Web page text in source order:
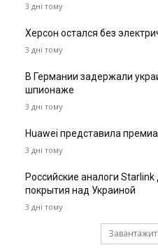
3 дні тому
Херсон остался без
3 дні тому
В Германии задержали
шпионаже
3 дні тому
Huawei представила
3 дні тому
Российские аналоги
покрытия над Украиной
3 дні тому